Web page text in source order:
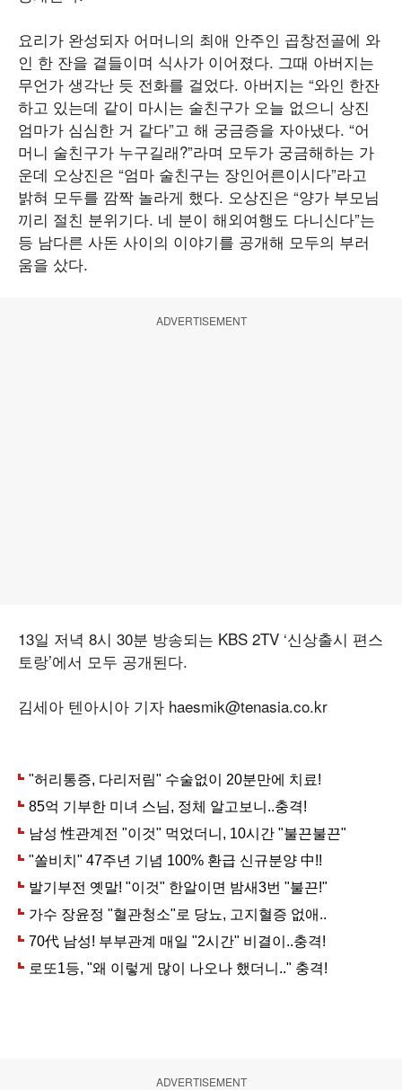
요리가 완성되자 어머니의 최애 안주인 곱창전골에 와
인 한 잔을 곁들이며 식사가 이어졌다. 그때 아버지는
무언가 생각난 듯 전화를 걸었다. 아버지는 “와인 한잔
하고 있는데 같이 마시는 술친구가 오늘 없으니 상진
엄마가 심심한 거 같다”고 해 궁금증을 자아냈다. “어
머니 술친구가 누구길래?”라며 모두가 궁금해하는 가
운데 오상진은 “엄마 술친구는 장인어른이시다”라고
밝혀 모두를 깜짝 놀라게 했다. 오상진은 “양가 부모님
끼리 절친 분위기다. 네 분이 해외여행도 다니신다”는
등 남다른 사돈 사이의 이야기를 공개해 모두의 부러
움을 샀다.
ADVERTISEMENT
13일 저녁 8시 30분 방송되는 KBS 2TV ‘신상출시 편스
토랑’에서 모두 공개된다.
김세아 텐아시아 기자 haesmik@tenasia.co.kr
ADVERTISEMENT